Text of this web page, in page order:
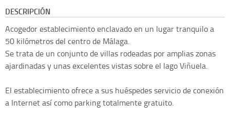
DESCRIPCIÓN
Acogedor establecimiento enclavado en un lugar tranquilo a
50 kilómetros del centro de Málaga.
Se trata de un conjunto de villas rodeadas por amplias zonas
ajardinadas y unas excelentes vistas sobre el lago Viñuela.
El establecimiento ofrece a sus huéspedes servicio de conexión
a Internet así como parking totalmente gratuito.